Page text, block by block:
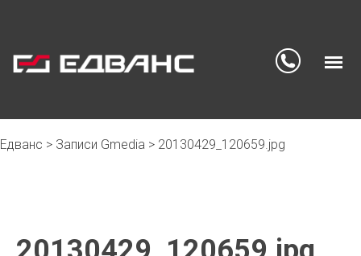
Skip
Едванс > Записи Gmedia > 20130429_120659.jpg